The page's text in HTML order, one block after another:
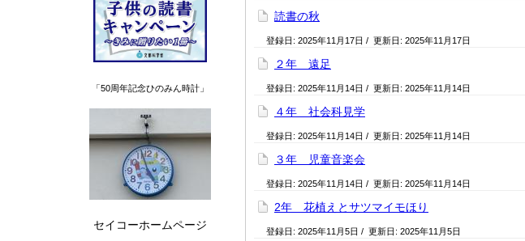
「50周年記念ひのみん時計」
セイコーホームページ
読書の秋
登録日: 2025年11月17日 / 更新日: 2025年11月17日
２年 遠足
登録日: 2025年11月14日 / 更新日: 2025年11月14日
４年 社会科見学
登録日: 2025年11月14日 / 更新日: 2025年11月14日
３年 児童音楽会
登録日: 2025年11月14日 / 更新日: 2025年11月14日
2年 花植えとサツマイモほり
登録日: 2025年11月5日 / 更新日: 2025年11月5日